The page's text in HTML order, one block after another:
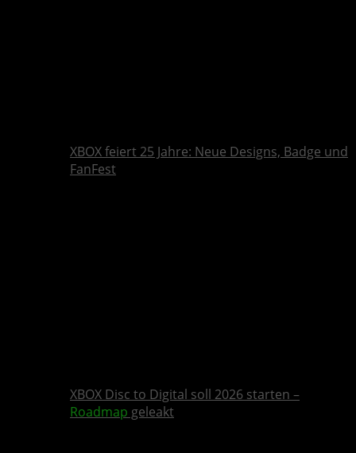
XBOX feiert 25 Jahre: Neue Designs, Badge und
FanFest
XBOX Disc to Digital soll 2026 starten –
Roadmap geleakt